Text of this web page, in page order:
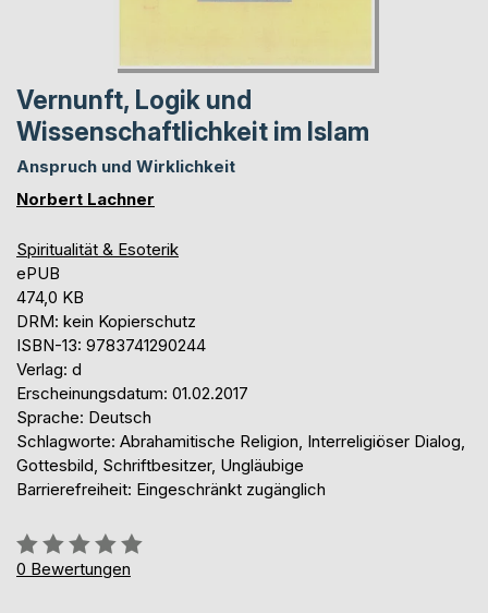
Vernunft, Logik und
Wissenschaftlichkeit im Islam
Anspruch und Wirklichkeit
Norbert Lachner
Spiritualität & Esoterik
ePUB
474,0 KB
DRM: kein Kopierschutz
ISBN-13: 9783741290244
Verlag: d
Erscheinungsdatum: 01.02.2017
Sprache: Deutsch
Schlagworte: Abrahamitische Religion, Interreligiöser Dialog,
Gottesbild, Schriftbesitzer, Ungläubige
Barrierefreiheit: Eingeschränkt zugänglich
Bewertung::
0%
0 Bewertungen